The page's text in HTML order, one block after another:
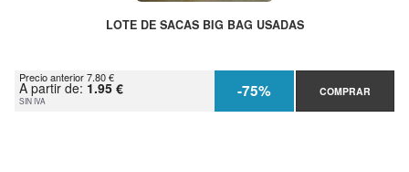
LOTE DE SACAS BIG BAG USADAS
Precio anterior 7.80 €
A partir de: 1.95 €
SIN IVA -75% COMPRAR